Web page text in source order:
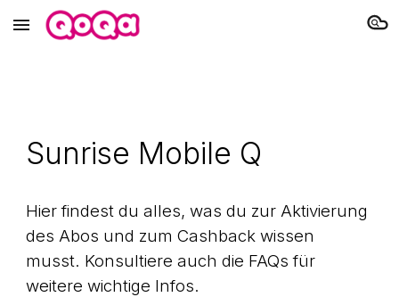
Skip to main content Skip to navigation
Sunrise Mobile Q
Hier findest du alles, was du zur Aktivierung
des Abos und zum Cashback wissen
musst. Konsultiere auch die FAQs für
weitere wichtige Infos.